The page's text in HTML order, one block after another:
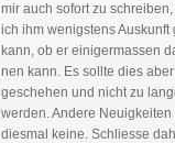
mir auch sofort zu
ich ihm wenigstens Auskunft
kann, ob er einigermassen
nen kann. Es sollte dies
geschehen und nicht zu
werden. Andere Neuigkeiten
diesmal keine. Schliesse